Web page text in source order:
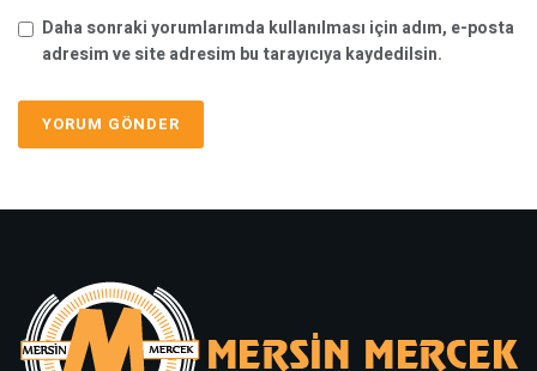
Daha sonraki yorumlarımda kullanılması için adım, e-posta
adresim ve site adresim bu tarayıcıya kaydedilsin.